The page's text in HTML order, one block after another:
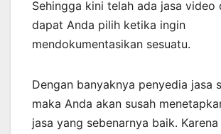
Sehingga kini telah ada jasa video
dapat Anda pilih ketika ingin
mendokumentasikan sesuatu.
Dengan banyaknya penyedia jasa
maka Anda akan susah
jasa yang sebenarnya baik.